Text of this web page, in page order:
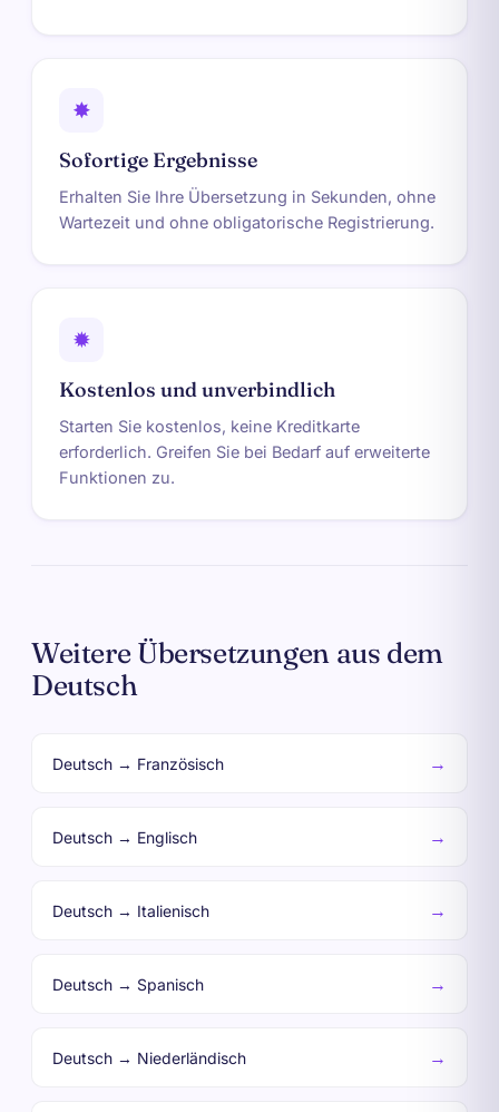
✸
Sofortige Ergebnisse
Erhalten Sie Ihre Übersetzung in Sekunden, ohne
Wartezeit und ohne obligatorische Registrierung.
✹
Kostenlos und unverbindlich
Starten Sie kostenlos, keine Kreditkarte
erforderlich. Greifen Sie bei Bedarf auf erweiterte
Funktionen zu.
Weitere Übersetzungen aus dem
Deutsch
Deutsch → Französisch →
Deutsch → Englisch →
Deutsch → Italienisch →
Deutsch → Spanisch →
Deutsch → Niederländisch →